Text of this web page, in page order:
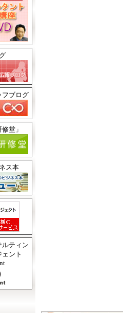
フブログ
堂」
ス本
ルティン
ント